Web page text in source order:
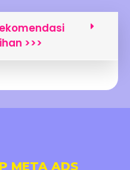
>>>
META ADS